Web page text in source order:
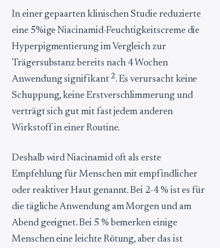
In einer gepaarten klinischen Studie reduzierte
eine 5%ige Niacinamid-Feuchtigkeitscreme die
Hyperpigmentierung im Vergleich zur
Trägersubstanz bereits nach 4 Wochen
Anwendung signifikant 2. Es verursacht keine
Schuppung, keine Erstverschlimmerung und
verträgt sich gut mit fast jedem anderen
Wirkstoff in einer Routine.
Deshalb wird Niacinamid oft als erste
Empfehlung für Menschen mit empfindlicher
oder reaktiver Haut genannt. Bei 2-4 % ist es für
die tägliche Anwendung am Morgen und am
Abend geeignet. Bei 5 % bemerken einige
Menschen eine leichte Rötung, aber das ist